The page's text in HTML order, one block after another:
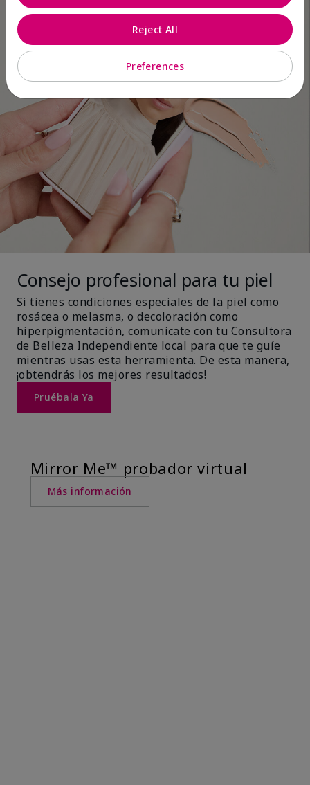
Consejo profesional para tu piel
Si tienes condiciones especiales de la piel como
rosácea o melasma, o decoloración como
hiperpigmentación, comunícate con tu Consultora
de Belleza Independiente local para que te guíe
mientras usas esta herramienta. De esta manera,
¡obtendrás los mejores resultados!
Pruébala Ya
Mirror Me™ probador virtual
Más información
Preferences
Reject All